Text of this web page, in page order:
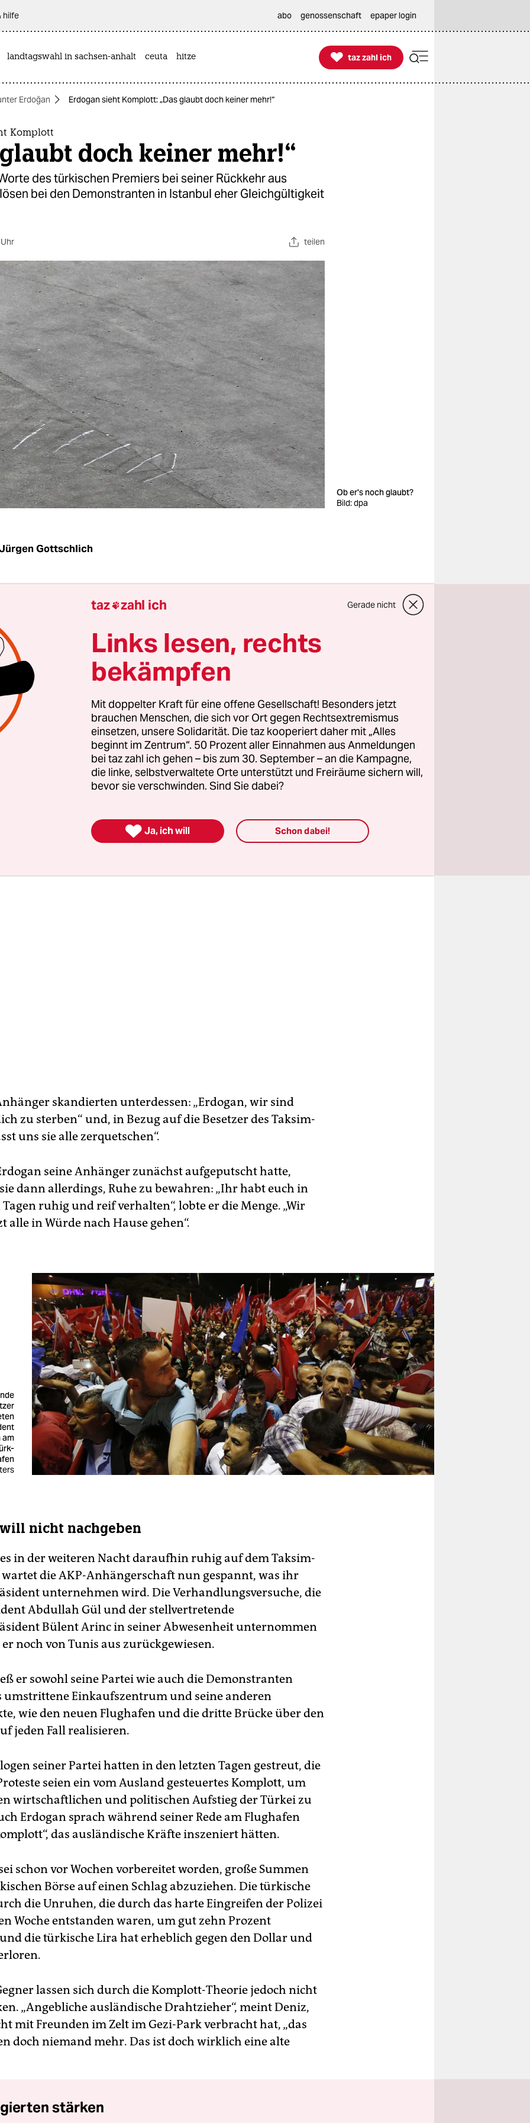
hilfe abo genossenschaft epaper login
landtagswahl in sachsen-anhalt ceuta hitze 
taz zahl ich
taz zahl ich
Erdoğan Erdogan sieht Komplott: „Das glaubt doch keiner mehr!“
Komplott
doch keiner mehr!“
des türkischen Premiers bei seiner Rückkehr aus
bei den Demonstranten in Istanbul eher Gleichgültigkeit
teilen
Ob er's noch glaubt?
Bild: dpa
Gottschlich
| „Erdogan ist so ermüdend. Er sagt immer dasselbe.
er den Mund aufmacht, weiss man was herauskommt“.
am Zelt von Greenpeace auf dem besetzten Taksim-
Istanbuls ist vom Auftritt des türkischen
Recep Tayyip Erdogan sichtlich unbeeindruckt.
Erdogan wenige Stunden zuvor am Istanbuler Flughafen
Rückkehr von einer viertägigen Nordafrikareise den
Taksim-Platzes und des Gezi-Parks unverhohlen
tobenden Anhängern, die zuvor von seiner Partei in
Flughafen gebracht worden waren und dort bis 2:00 Uhr
haben ihre demokratische Glaubwürdigkeit verloren
Vandalismus geworden. Unter die Protestierer haben
skandierten unterdessen: „Erdogan, wir sind
zu sterben“ und, in Bezug auf die Besetzer des Taksim-
uns sie alle zerquetschen“.
seine Anhänger zunächst aufgeputscht hatte,
dann allerdings, Ruhe zu bewahren: „Ihr habt euch in
ruhig und reif verhalten“, lobte er die Menge. „Wir
alle in Würde nach Hause gehen“.
am
nicht nachgeben
in der weiteren Nacht daraufhin ruhig auf dem Taksim-
wartet die AKP-Anhängerschaft nun gespannt, was ihr
unternehmen wird. Die Verhandlungsversuche, die
Abdullah Gül und der stellvertretende
Bülent Arinc in seiner Abwesenheit unternommen
noch von Tunis aus zurückgewiesen.
er sowohl seine Partei wie auch die Demonstranten
umstrittene Einkaufszentrum und seine anderen
wie den neuen Flughafen und die dritte Brücke über den
jeden Fall realisieren.
seiner Partei hatten in den letzten Tagen gestreut, die
seien ein vom Ausland gesteuertes Komplott, um
wirtschaftlichen und politischen Aufstieg der Türkei zu
Erdogan sprach während seiner Rede am Flughafen
das ausländische Kräfte inszeniert hätten.
schon vor Wochen vorbereitet worden, große Summen
Börse auf einen Schlag abzuziehen. Die türkische
die Unruhen, die durch das harte Eingreifen der Polizei
Woche entstanden waren, um gut zehn Prozent
die türkische Lira hat erheblich gegen den Dollar und
lassen sich durch die Komplott-Theorie jedoch nicht
„Angebliche ausländische Drahtzieher“, meint Deniz,
mit Freunden im Zelt im Gezi-Park verbracht hat, „das
doch niemand mehr. Das ist doch wirklich eine alte
stärken
taz zahl ich Gerade nicht
Links lesen, rechts
bekämpfen
Mit doppelter Kraft für eine offene Gesellschaft! Besonders jetzt
brauchen Menschen, die sich vor Ort gegen Rechtsextremismus
einsetzen, unsere Solidarität. Die taz kooperiert daher mit „Alles
beginnt im Zentrum“. 50 Prozent aller Einnahmen aus Anmeldungen
bei taz zahl ich gehen – bis zum 30. September – an die Kampagne,
die linke, selbstverwaltete Orte unterstützt und Freiräume sichern will,
bevor sie verschwinden. Sind Sie dabei?
 Ja, ich will Schon dabei!